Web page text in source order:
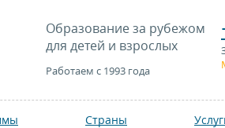
Образование за рубежом
для детей и взрослых
Работаем с 1993 года
Страны